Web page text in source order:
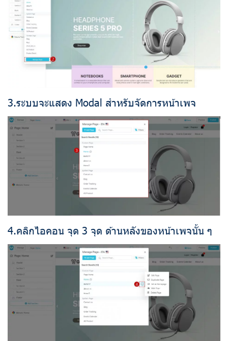
3.ระบบจะแสดง Modal สำหรับจัดการหน้าเพจ
4.คลิกไอคอน จุด 3 จุด ด้านหลังของหน้าเพจนั้น ๆ